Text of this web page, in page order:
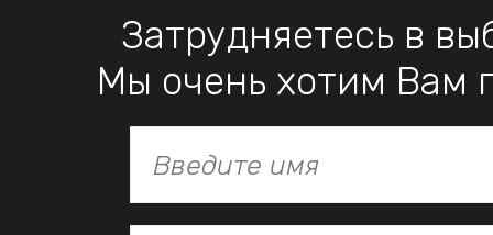
Затрудняетесь в
Мы очень хотим Вам